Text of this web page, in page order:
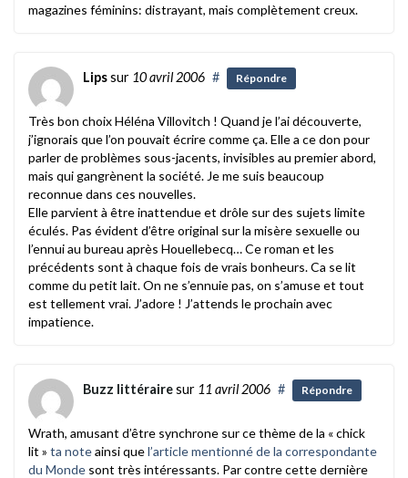
magazines féminins: distrayant, mais complètement creux.
Lipssur 10 avril 2006 # Répondre
Très bon choix Héléna Villovitch ! Quand je l’ai découverte,
j’ignorais que l’on pouvait écrire comme ça. Elle a ce don pour
parler de problèmes sous-jacents, invisibles au premier abord,
mais qui gangrènent la société. Je me suis beaucoup
reconnue dans ces nouvelles.
Elle parvient à être inattendue et drôle sur des sujets limite
éculés. Pas évident d’être original sur la misère sexuelle ou
l’ennui au bureau après Houellebecq… Ce roman et les
précédents sont à chaque fois de vrais bonheurs. Ca se lit
comme du petit lait. On ne s’ennuie pas, on s’amuse et tout
est tellement vrai. J’adore ! J’attends le prochain avec
impatience.
Buzz littérairesur 11 avril 2006 # Répondre
Wrath, amusant d’être synchrone sur ce thème de la « chick
lit » ta noteainsi quel’article mentionné de la correspondante
du Monde sont très intéressants. Par contre cette dernière